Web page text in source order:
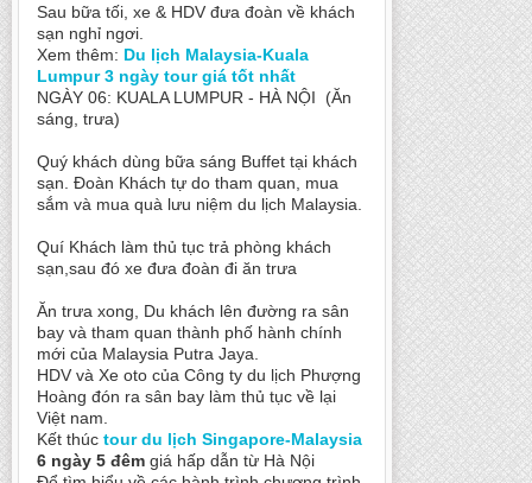
Sau bữa tối, xe & HDV đưa đoàn về khách
sạn nghỉ ngơi.
Xem thêm: Du lịch Malaysia-Kuala
Lumpur 3 ngày tour giá tốt nhất
NGÀY 06: KUALA LUMPUR - HÀ NỘI (Ăn
sáng, trưa)
Quý khách dùng bữa sáng Buffet tại khách
sạn. Đoàn Khách tự do tham quan, mua
sắm và mua quà lưu niệm du lịch Malaysia.
Quí Khách làm thủ tục trả phòng khách
sạn,sau đó xe đưa đoàn đi ăn trưa
Ăn trưa xong, Du khách lên đường ra sân
bay và tham quan thành phố hành chính
mới của Malaysia Putra Jaya.
HDV và Xe oto của Công ty du lịch Phượng
Hoàng đón ra sân bay làm thủ tục về lại
Việt nam.
Kết thúc tour du lịch Singapore-Malaysia
6 ngày 5 đêm giá hấp dẫn từ Hà Nội